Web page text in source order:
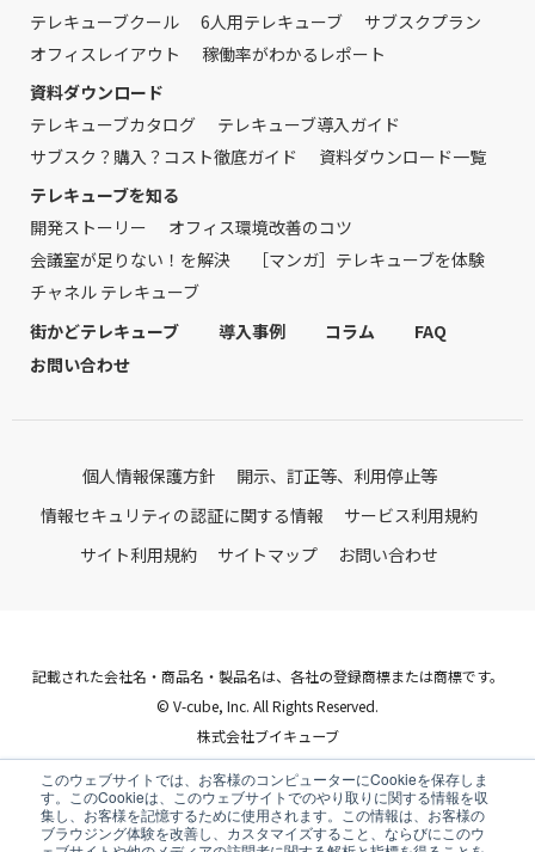
このウェブサイトでは、お客様のコンピューターにCookieを保存しま
す。このCookieは、このウェブサイトでのやり取りに関する情報を収
集し、お客様を記憶するために使用されます。この情報は、お客様の
ブラウジング体験を改善し、カスタマイズすること、ならびにこのウ
テレキューブクール
6人用テレキューブ
サブスクプラン
オフィスレイアウト
稼働率がわかるレポート
資料ダウンロード
テレキューブカタログ
テレキューブ導入ガイド
サブスク？購入？コスト徹底ガイド
資料ダウンロード一覧
テレキューブを知る
開発ストーリー
オフィス環境改善のコツ
会議室が足りない！を解決
［マンガ］テレキューブを体験
チャネル テレキューブ
街かどテレキューブ
導入事例 コラム
FAQ
お問い合わせ
個人情報保護方針
開示、訂正等、利用停止等
情報セキュリティの認証に関する情報
サービス利用規約
サイト利用規約
サイトマップ お問い合わせ
記載された会社名・商品名・製品名は、各社の登録商標または商標です。
© V-cube, Inc. All Rights Reserved.
株式会社ブイキューブ
Follow Us